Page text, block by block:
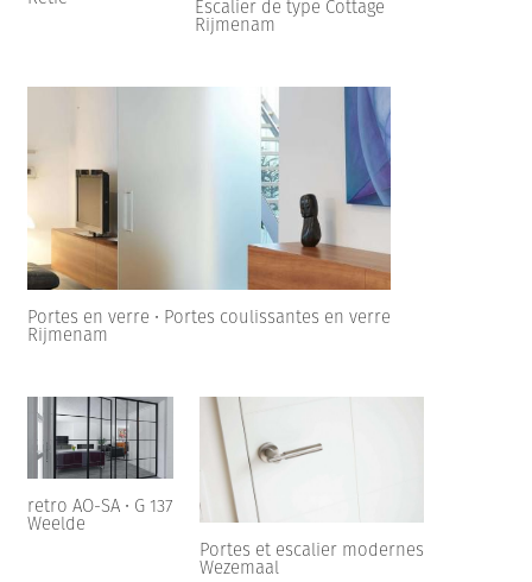
Escalier de type Cottage
Rijmenam
Portes en verre • Portes coulissantes en verre
Rijmenam
retro AO-SA • G 137
Weelde
Portes et escalier modernes
Wezemaal